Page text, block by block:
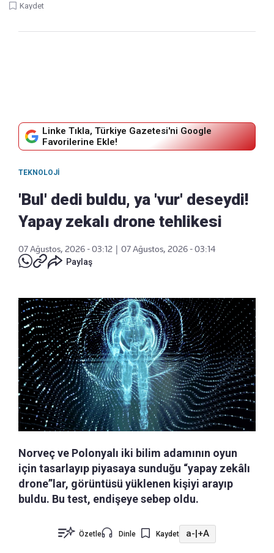
Kaydet
Linke Tıkla, Türkiye Gazetesi'ni Google
Favorilerine Ekle!
TEKNOLOJI
'Bul' dedi buldu, ya 'vur' deseydi!
Yapay zekalı drone tehlikesi
07 Ağustos, 2026 - 03:12
07 Ağustos, 2026 - 03:14
Paylaş
Norveç ve Polonyalı iki bilim adamının oyun
için tasarlayıp piyasaya sunduğu “yapay zekâlı
drone”lar, görüntüsü yüklenen kişiyi arayıp
buldu. Bu test, endişeye sebep oldu.
Özetle Dinle Kaydet a- +A